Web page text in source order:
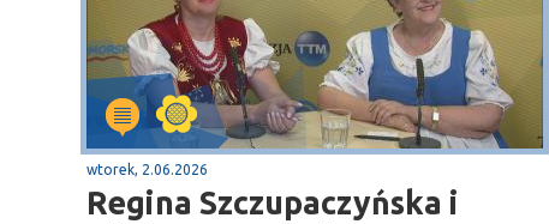
wtorek, 2.06.2026
Regina Szczupaczyńska i